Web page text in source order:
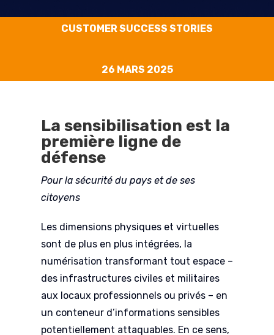
CUSTOMER SUCCESS STORIES
26 MARS 2025
La sensibilisation est la
première ligne de
défense
Pour la sécurité du pays et de ses
citoyens
Les dimensions physiques et virtuelles
sont de plus en plus intégrées, la
numérisation transformant tout espace –
des infrastructures civiles et militaires
aux locaux professionnels ou privés – en
un conteneur d’informations sensibles
potentiellement attaquables. En ce sens,